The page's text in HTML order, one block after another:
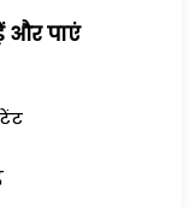
और पाएं